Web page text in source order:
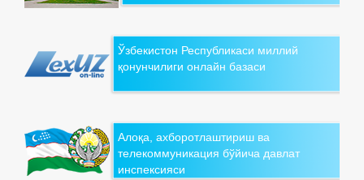
Ўзбекистон Республикаси миллий
қонунчилиги онлайн базаси
Алоқа, ахборотлаштириш ва
телекоммуникация бўйича давлат
инспексияси